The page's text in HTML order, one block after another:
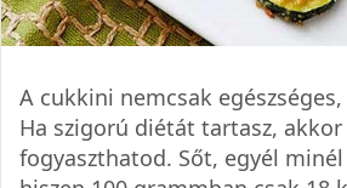
A cukkini nemcsak
Ha szigorú diétát tartasz,
fogyaszthatod. Sőt, egyél